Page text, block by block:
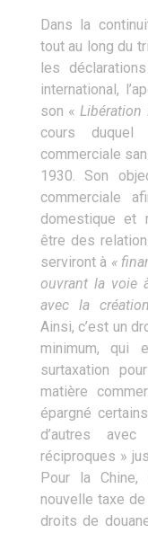
Dans la
tout au long du
les
international,
son «Libération
cours
commerciale
1930. Son
commerciale
domestique et
être des
serviront à «
ouvrant la voie
avec la
Ainsi, c’est un
minimum, qui
surtaxation
matière
épargné
d’autres
réciproques »
Pour la
nouvelle taxe de
droits de